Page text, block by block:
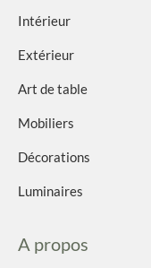
Intérieur
Extérieur
Art de table
Mobiliers
Décorations
Luminaires
A propos